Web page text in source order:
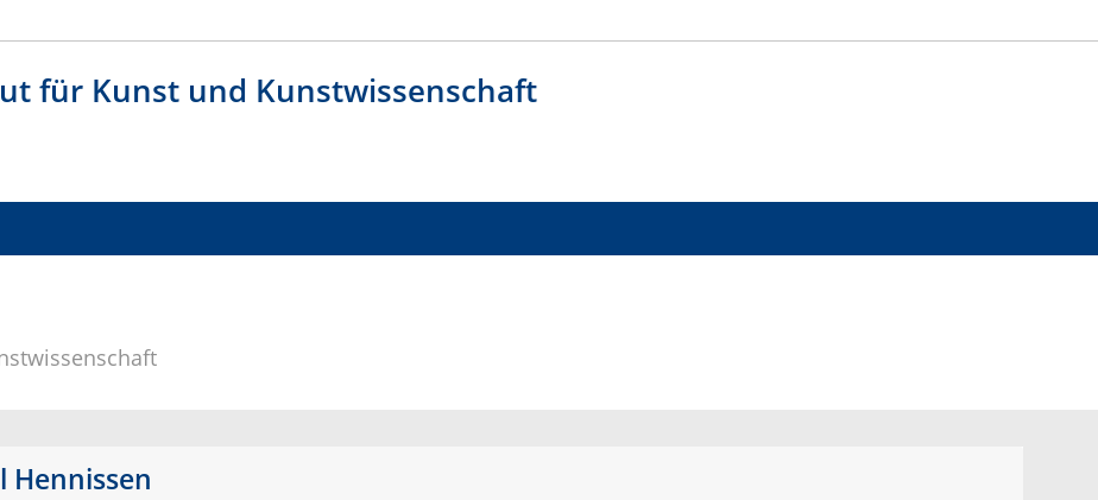
für Kunst und Kunstwissenschaft
Hennissen